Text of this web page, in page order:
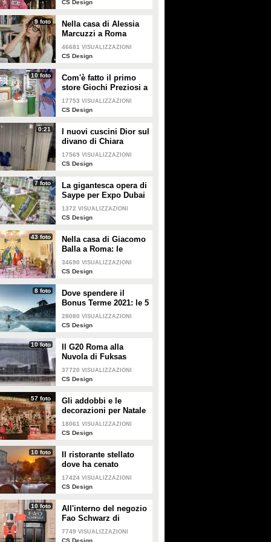
CS Design
9 foto
Nella casa di Alessia
Marcuzzi a Roma
46681 VISUALIZZAZIONI
CS Design
10 foto
Com'è fatto il primo
store Giochi Preziosi a
Milano
17753 VISUALIZZAZIONI
CS Design
0:21
I nuovi cuscini Dior sul
divano di Chiara
Ferragni e Fedez
17569 VISUALIZZAZIONI
CS Design
7 foto
La gigantesca opera di
Saype per Expo Dubai
2020 è un messaggio
di solidarietà per tutti i
1372 VISUALIZZAZIONI
CS Design
43 foto
Nella casa di Giacomo
Balla a Roma: le
camere più belle
34690 VISUALIZZAZIONI
CS Design
8 foto
Dove spendere il
Bonus Terme 2021: le 5
migliori strutture
accreditate
28080 VISUALIZZAZIONI
CS Design
10 foto
Il G20 Roma alla
Nuvola di Fuksas
37720 VISUALIZZAZIONI
CS Design
57 foto
Gli addobbi e le
decorazioni per Natale
della Rinascente
18061 VISUALIZZAZIONI
CS Design
10 foto
Il ristorante stellato
dove ha cenato
Angelina Jolie a Roma
17424 VISUALIZZAZIONI
CS Design
10 foto
All'interno del negozio
Fao Schwarz di
Milano: il paradiso dei
giocattoli per grandi e
7749 VISUALIZZAZIONI
CS Design